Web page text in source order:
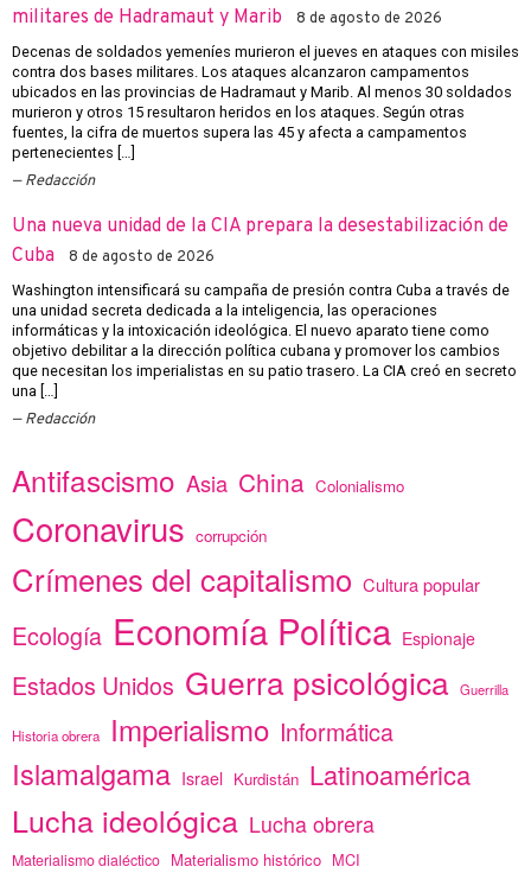
militares de Hadramaut y Marib
8 de agosto de 2026
Decenas de soldados yemeníes murieron el jueves en ataques con misiles
contra dos bases militares. Los ataques alcanzaron campamentos
ubicados en las provincias de Hadramaut y Marib. Al menos 30 soldados
murieron y otros 15 resultaron heridos en los ataques. Según otras
fuentes, la cifra de muertos supera las 45 y afecta a campamentos
pertenecientes […]
Redacción
Una nueva unidad de la CIA prepara la desestabilización de
Cuba
8 de agosto de 2026
Washington intensificará su campaña de presión contra Cuba a través de
una unidad secreta dedicada a la inteligencia, las operaciones
informáticas y la intoxicación ideológica. El nuevo aparato tiene como
objetivo debilitar a la dirección política cubana y promover los cambios
que necesitan los imperialistas en su patio trasero. La CIA creó en secreto
una […]
Redacción
Antifascismo Asia China Colonialismo
Coronavirus corrupción
Crímenes del capitalismo Cultura popular
Ecología Economía Política Espionaje
Estados Unidos Guerra psicológica Guerrilla
Historia obrera Imperialismo Informática
Islamalgama Israel Kurdistán Latinoamérica
Lucha ideológica Lucha obrera
Materialismo dialéctico Materialismo histórico MCI